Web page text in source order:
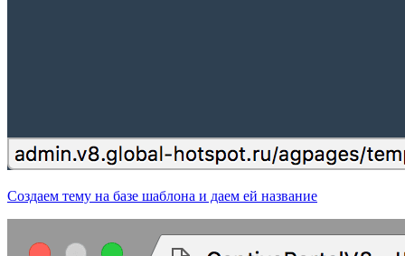
Создаем тему на базе шаблона и даем ей название